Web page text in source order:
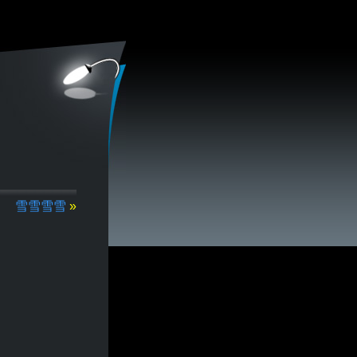
雪雪雪雪 »